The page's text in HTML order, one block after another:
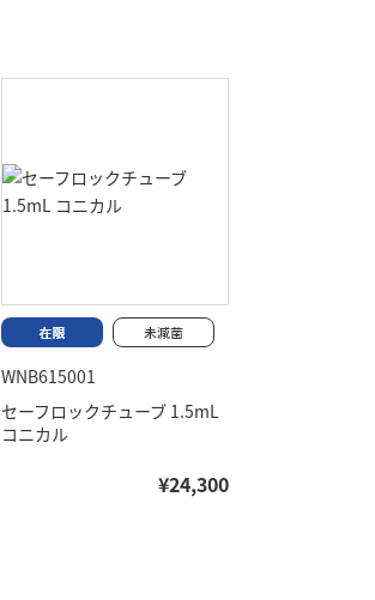
WNB615001
セーフロックチューブ 1.5mL
コニカル
¥24,300